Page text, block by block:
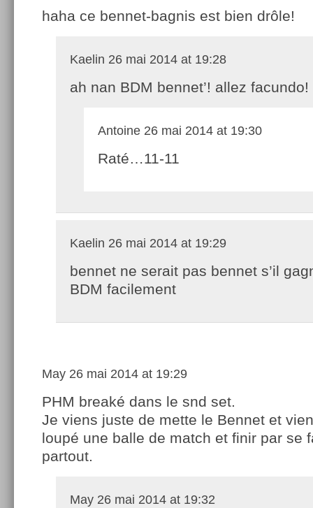
haha ce bennet-bagnis est bien drôle!
Kaelin 26 mai 2014 at 19:28
ah nan BDM bennet’! allez facundo!
Antoine 26 mai 2014 at 19:30
Raté…11-11
Kaelin 26 mai 2014 at 19:29
bennet ne serait pas bennet s’il
BDM facilement
May 26 mai 2014 at 19:29
PHM breaké dans le snd set.
Je viens juste de mette le Bennet et
loupé une balle de match et finir par se
partout.
May 26 mai 2014 at 19:32